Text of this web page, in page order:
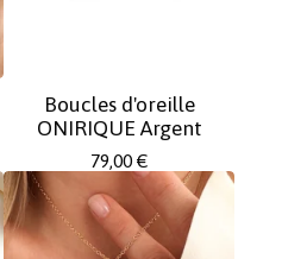
Boucles d'oreille
ONIRIQUE Argent
79,00 €